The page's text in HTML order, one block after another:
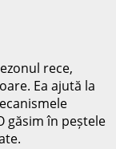
rece,
Ea ajută la
găsim în peștele